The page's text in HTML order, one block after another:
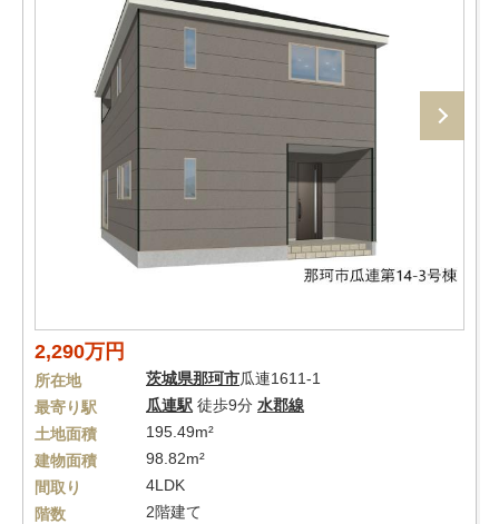
2,290万円
所在地 茨城県那珂市瓜連1611-1
最寄り駅
瓜連駅 徒歩9分 水郡線
土地面積
195.49m²
建物面積
98.82m²
間取り
4LDK
階数
2階建て